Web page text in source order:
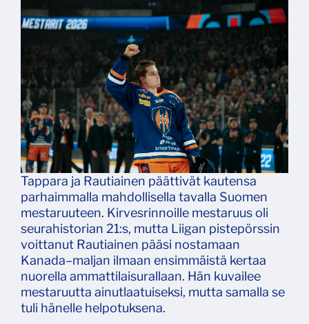
Tappara ja Rautiainen päättivät kautensa
parhaimmalla mahdollisella tavalla Suomen
mestaruuteen. Kirvesrinnoille mestaruus oli
seurahistorian 21:s, mutta Liigan pistepörssin
voittanut Rautiainen pääsi nostamaan
Kanada–maljan ilmaan ensimmäistä kertaa
nuorella ammattilaisurallaan. Hän kuvailee
mestaruutta ainutlaatuiseksi, mutta samalla se
tuli hänelle helpotuksena.